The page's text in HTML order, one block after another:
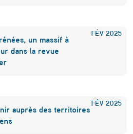
FÉV 2025
un massif à
dans la revue
FÉV 2025
auprès des territoires